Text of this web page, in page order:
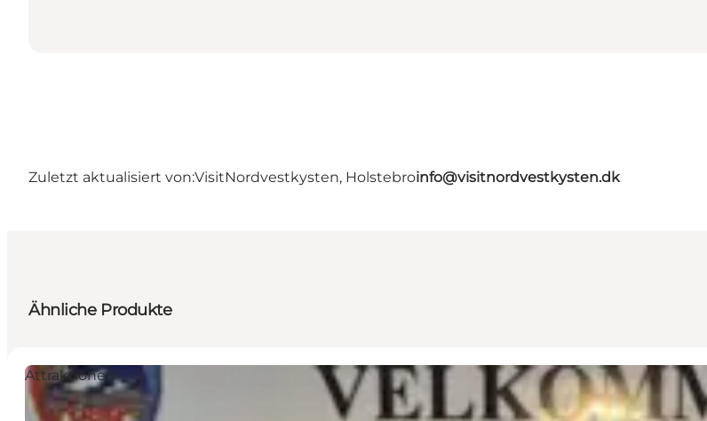
Zuletzt aktualisiert von:VisitNordvestkysten, Holstebroinfo@visitnordvestkysten.dk
Ähnliche Produkte
Attraktionen